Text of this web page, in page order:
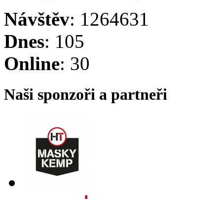
Návštěv: 1264631
Dnes: 105
Online: 30
Naši sponzoři a partneři